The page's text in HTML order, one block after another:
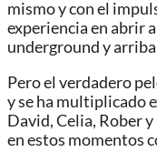
mismo y con el
experiencia en abrir
underground y
Pero el verdadero
y se ha multiplicado
David, Celia, Rober y
en estos momentos